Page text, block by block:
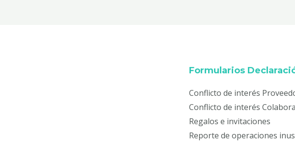
Formularios
Conflicto de interés
Conflicto de interés
Regalos e invitaciones
Reporte de operaciones